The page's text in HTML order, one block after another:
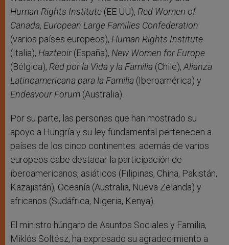
Human Rights Institute (EE UU), Red Women of
Canada, European Large Families Confederation
(varios países europeos), Human Rights Institute
(Italia), Hazteoir(España), New Women for Europe
(Bélgica), Red por la Vida y la Familia (Chile),Alianza
Latinoamericana para la Familia (Iberoamérica) y
Endeavour Forum (Australia).
Por su parte, las personas que han mostrado su
apoyo a Hungría y su ley fundamental pertenecen a
países de los cinco continentes: además de varios
europeos cabe destacar la participación de
iberoamericanos, asiáticos (Filipinas, China, Pakistán,
Kazajistán), Oceanía (Australia, Nueva Zelanda) y
africanos (Sudáfrica, Nigeria, Kenya).
El ministro húngaro de Asuntos Sociales y Familia,
Miklós Soltész, ha expresado su agradecimiento a